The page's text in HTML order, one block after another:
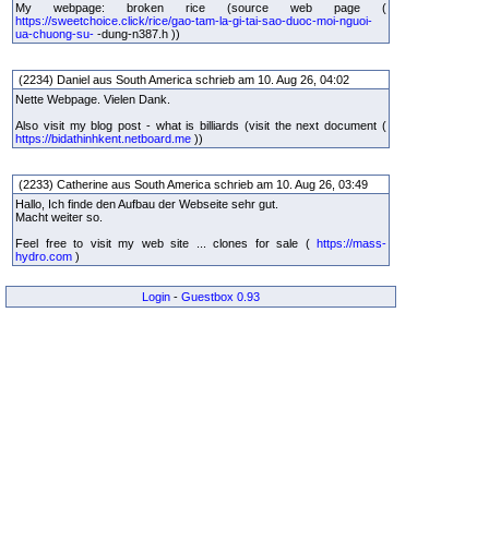
My webpage: broken rice (source web page (
https://sweetchoice.click/rice/gao-tam-la-gi-tai-sao-duoc-moi-nguoi-
ua-chuong-su- -dung-n387.h ))
(2234) Daniel aus South America schrieb am 10. Aug 26, 04:02
Nette Webpage. Vielen Dank.
Also visit my blog post - what is billiards (visit the next document (
https://bidathinhkent.netboard.me ))
(2233) Catherine aus South America schrieb am 10. Aug 26, 03:49
Hallo, Ich finde den Aufbau der Webseite sehr gut.
Macht weiter so.
Feel free to visit my web site ... clones for sale ( https://mass-
hydro.com )
Login - Guestbox 0.93